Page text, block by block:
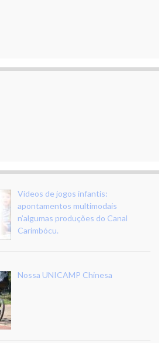
Vídeos de jogos infantis:
apontamentos multimodais
n’algumas produções do Canal
Carimbócu.
Nossa UNICAMP Chinesa